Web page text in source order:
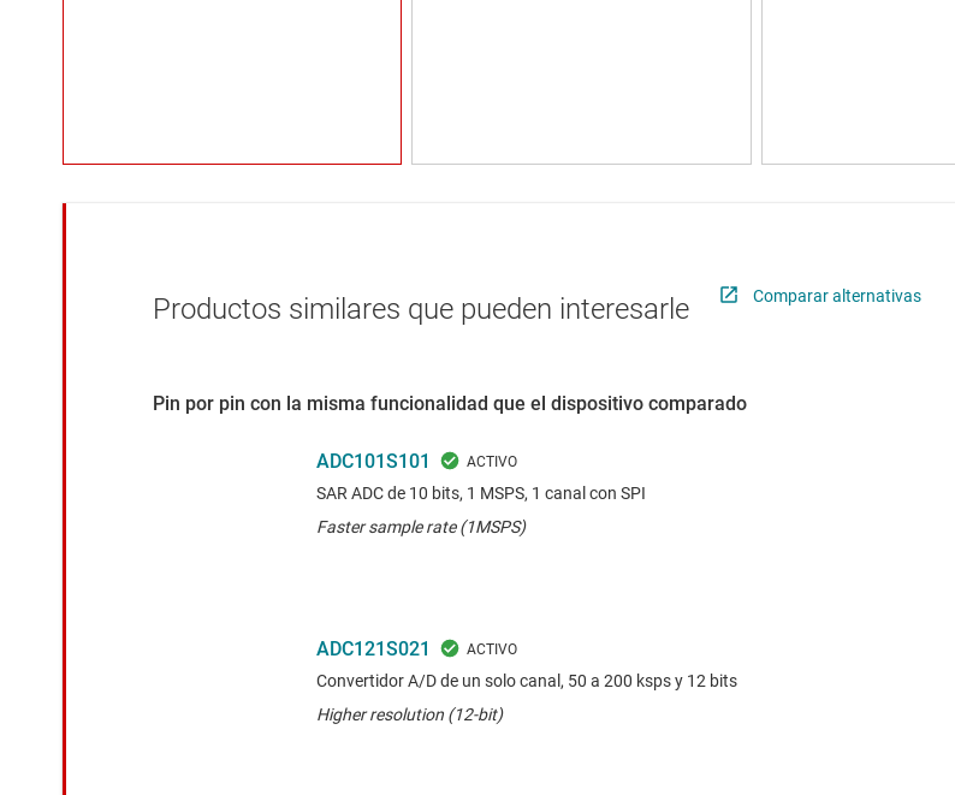
Productos similares que pueden interesarle Comparar alternativas
Pin por pin con la misma funcionalidad que el dispositivo comparado
ADC101S101
SAR ADC de 10 bits, 1 MSPS, 1 canal con SPI
Faster sample rate (1MSPS)
ADC121S021
Convertidor A/D de un solo canal, 50 a 200 ksps y 12 bits
Higher resolution (12-bit)